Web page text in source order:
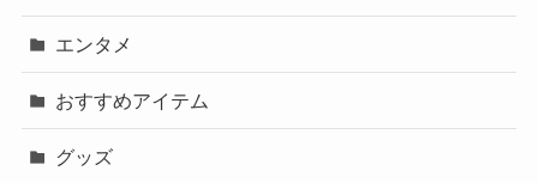
エンタメ
おすすめアイテム
グッズ